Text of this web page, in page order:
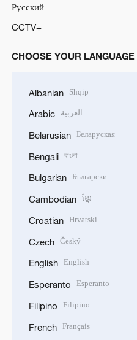
Русский
CCTV+
CHOOSE YOUR LANGUAGE
Albanian Shqip
Arabic العربية
Belarusian Беларуская
Bengali বাংলা
Bulgarian Български
Cambodian ខ្មែរ
Croatian Hrvatski
Czech Český
English English
Esperanto Esperanto
Filipino Filipino
French Français